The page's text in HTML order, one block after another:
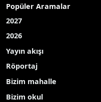
Popüler Aramalar
2027
2026
Yayın akışı
Röportaj
Bizim mahalle
Bizim okul